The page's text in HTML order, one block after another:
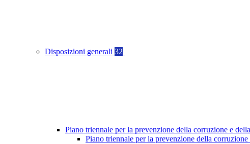
Disposizioni generali 32
Piano triennale per la prevenzione della corruzione e
Piano triennale per la prevenzione della